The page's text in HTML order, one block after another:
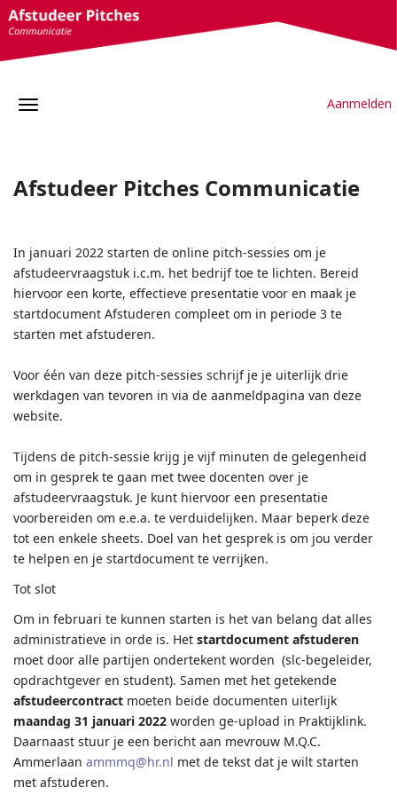
Aanmelden
Afstudeer Pitches Communicatie
In januari 2022 starten de online pitch-sessies om je
afstudeervraagstuk i.c.m. het bedrijf toe te lichten. Bereid
hiervoor een korte, effectieve presentatie voor en maak je
startdocument Afstuderen compleet om in periode 3 te
starten met afstuderen.
Voor één van deze pitch-sessies schrijf je je uiterlijk drie
werkdagen van tevoren in via de aanmeldpagina van deze
website.
Tijdens de pitch-sessie krijg je vijf minuten de gelegenheid
om in gesprek te gaan met twee docenten over je
afstudeervraagstuk. Je kunt hiervoor een presentatie
voorbereiden om e.e.a. te verduidelijken. Maar beperk deze
tot een enkele sheets. Doel van het gesprek is om jou verder
te helpen en je startdocument te verrijken.
Tot slot
Om in februari te kunnen starten is het van belang dat alles
administratieve in orde is. Het startdocument afstuderen
moet door alle partijen ondertekent worden (slc-begeleider,
opdrachtgever en student). Samen met het getekende
afstudeercontract moeten beide documenten uiterlijk
maandag 31 januari 2022 worden ge-upload in Praktijklink.
Daarnaast stuur je een bericht aan mevrouw M.Q.C.
Ammerlaan ammmq@hr.nl met de tekst dat je wilt starten
met afstuderen.